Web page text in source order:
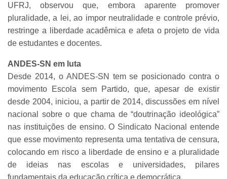
UFRJ, observou que, embora aparente promover
pluralidade, a lei, ao impor neutralidade e controle prévio,
restringe a liberdade acadêmica e afeta o projeto de vida
de estudantes e docentes.
ANDES-SN em luta
Desde 2014, o ANDES-SN tem se posicionado contra o
movimento Escola sem Partido, que, apesar de existir
desde 2004, iniciou, a partir de 2014, discussões em nível
nacional sobre o que chama de “doutrinação ideológica”
nas instituições de ensino. O Sindicato Nacional entende
que esse movimento representa uma tentativa de censura,
colocando em risco a liberdade de ensino e a pluralidade
de ideias nas escolas e universidades, pilares
fundamentais da educação crítica e democrática.